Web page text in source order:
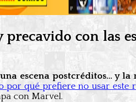
con las
escena postcréditos… y la
por qué prefiere no usar este
con Marvel.